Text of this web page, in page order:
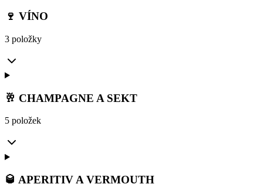
🍷 VÍNO
3 položky
🥂 CHAMPAGNE A SEKT
5 položek
🥃 APERITIV A VERMOUTH